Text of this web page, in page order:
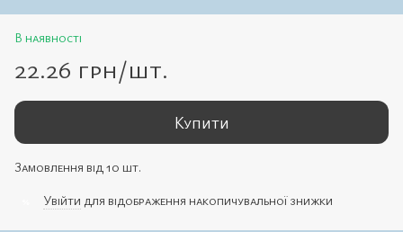
В наявності
22.26 грн/шт.
Купити
Замовлення від 10 шт.
Увійти для відображення накопичувальної знижки